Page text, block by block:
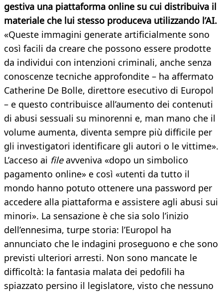
gestiva una piattaforma online su cui distribuiva il
materiale che lui stesso produceva utilizzando l’AI.
«Queste immagini generate artificialmente sono
così facili da creare che possono essere prodotte
da individui con intenzioni criminali, anche senza
conoscenze tecniche approfondite – ha affermato
Catherine De Bolle, direttore esecutivo di Europol
– e questo contribuisce all’aumento dei contenuti
di abusi sessuali su minorenni e, man mano che il
volume aumenta, diventa sempre più difficile per
gli investigatori identificare gli autori o le vittime».
L’acceso ai fileavveniva «dopo un simbolico
pagamento online» e così «utenti da tutto il
mondo hanno potuto ottenere una password per
accedere alla piattaforma e assistere agli abusi sui
minori». La sensazione è che sia solo l’inizio
dell’ennesima, turpe storia: l’Europol ha
annunciato che le indagini proseguono e che sono
previsti ulteriori arresti. Non sono mancate le
difficoltà: la fantasia malata dei pedofili ha
spiazzato persino il legislatore, visto che nessuno